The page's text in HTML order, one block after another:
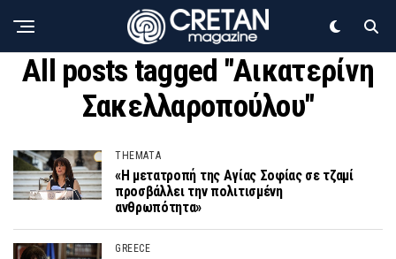
All posts tagged "Αικατερίνη
Σακελλαροπούλου"
THEMATA
«Η μετατροπή της Αγίας Σοφίας σε τζαμί
προσβάλλει την πολιτισμένη
ανθρωπότητα»
GREECE